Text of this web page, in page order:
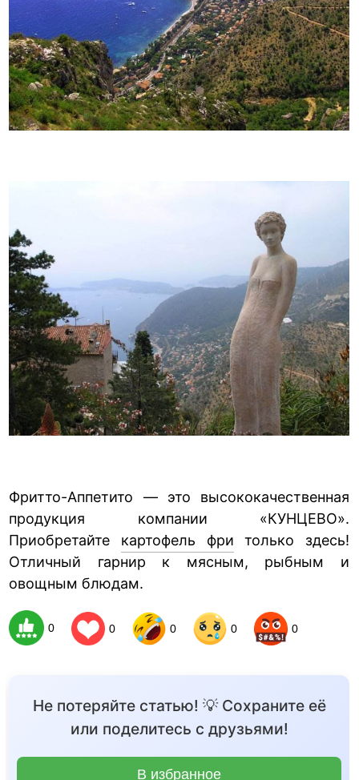
Фритто-Аппетито — это высококачественная
продукция компании «КУНЦЕВО».
Приобретайте картофель фри только здесь!
Отличный гарнир к мясным, рыбным и
овощным блюдам.
0 0 0 0 0
Не потеряйте статью! 💡 Сохраните её
или поделитесь с друзьями!
В избранное